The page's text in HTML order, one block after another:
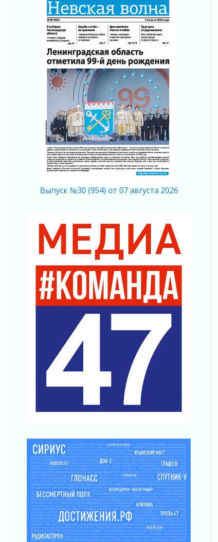
03 августа 2026
Ленобласть отмечает День Воздушно-
десантных войск
02 августа 2026
«Активное лето»
02 августа 2026
Ленобласть отметила заслуги жителей перед
регионом и страной
Ладога — не пруд
02 августа 2026
ПСК через Гослуслуги напомнит жителям
Ленинградской области о неоплаченных
02 августа 2026
Пропавшего подростка нашли в Кировском
районе Ленобласти
02 августа 2026
02 августа 2026
В Ивангороде назвали новых почетных
граждан Ленинградской области
Готовность №1
02 августа 2026
Километровые столбы «Дороги жизни»
отправили на реставрацию
Ленобласть внедрила передовую подготовку
операторов БПЛА
02 августа 2026
В Ивангороде появилась «Избушка-
воробушка»
02 августа 2026
Юхла, мука, кантеле и Водяной
В Ленобласти открылась экспозиция к 150-
летию Билибина
01 августа 2026
Лето без гаджетов
01 августа 2026
Болезнь девственниц и вампиров
01 августа 2026
Безмолвный крик о помощи
01 августа 2026
Выпуск №30 (954) от 07 августа 2026